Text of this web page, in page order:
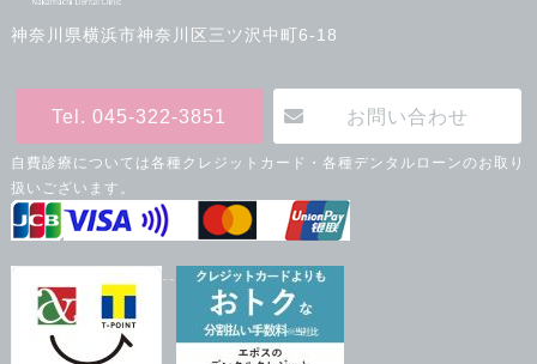
神奈川県横浜市神奈川区三ツ沢中町6-18
Tel. 045-322-3851 お問い合わせ
自費診療については各種クレジットカード・各種デンタルローンのお取り
扱いございます。
--